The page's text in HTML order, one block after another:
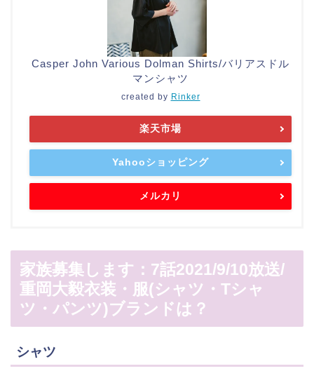
Casper John Various Dolman Shirts/バリアスドル
マンシャツ
created by Rinker
楽天市場
Yahooショッピング
メルカリ
家族募集します：7話2021/9/10放送/
重岡大毅衣装・服(シャツ・Tシャ
ツ・パンツ)ブランドは？
シャツ